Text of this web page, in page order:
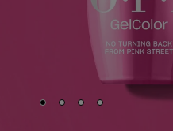
Skip to slide
Skip to slide
Skip to slide
Skip to slide